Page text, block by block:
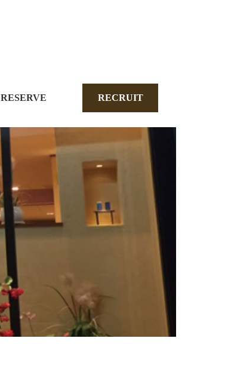
RESERVE RECRUIT